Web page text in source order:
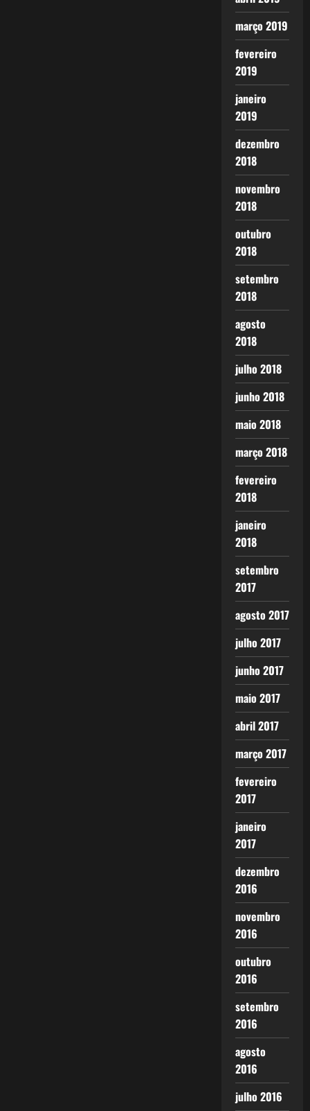
março 2019
fevereiro
2019
janeiro
2019
dezembro
2018
novembro
2018
outubro
2018
setembro
2018
agosto
2018
julho 2018
junho 2018
maio 2018
março 2018
fevereiro
2018
janeiro
2018
setembro
2017
agosto 2017
julho 2017
junho 2017
maio 2017
abril 2017
março 2017
fevereiro
2017
janeiro
2017
dezembro
2016
novembro
2016
outubro
2016
setembro
2016
agosto
2016
julho 2016